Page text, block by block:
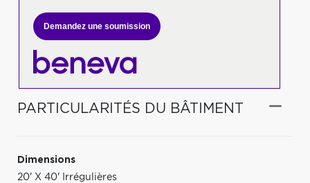
Demandez une soumission
PARTICULARITÉS DU BÂTIMENT
Dimensions
20' X 40' Irrégulières